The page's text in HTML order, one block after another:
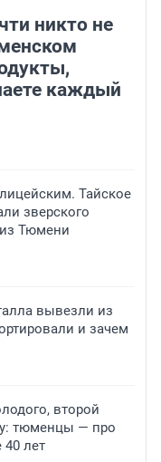
никто не
каждый
Тайское
зверского
Тюмени
вывезли из
и зачем
второй
тюменцы — про
лет